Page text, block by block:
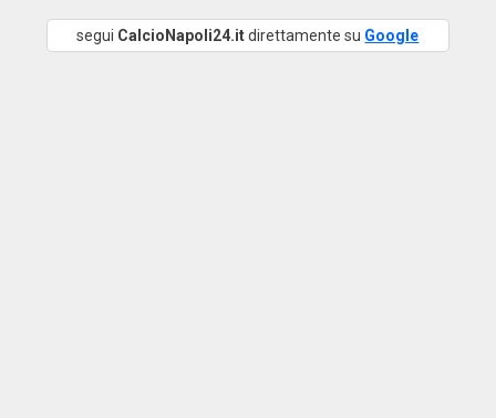
segui CalcioNapoli24.itdirettamente su Google